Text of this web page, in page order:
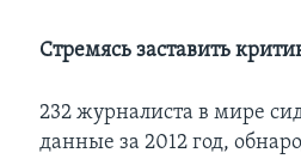
Стремясь заставить
232 журналиста в мире
данные за 2012 год,